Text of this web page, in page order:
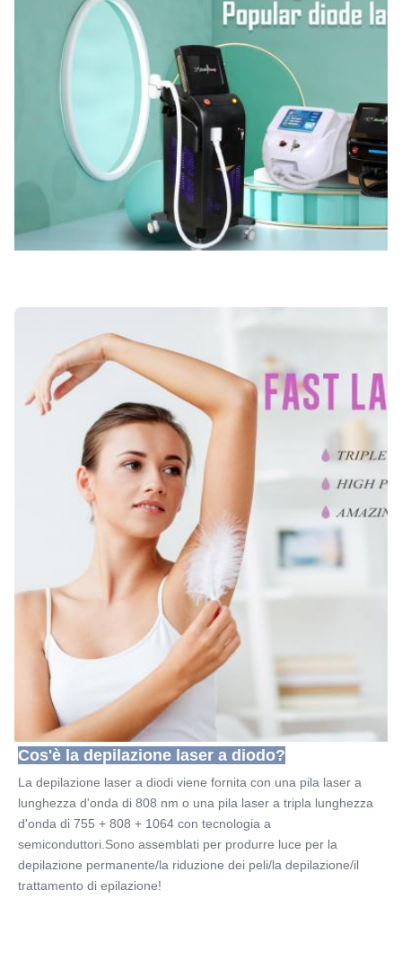
Cos'è la depilazione laser a diodo?
La depilazione laser a diodi viene fornita con una pila laser a
lunghezza d'onda di 808 nm o una pila laser a tripla lunghezza
d'onda di 755 + 808 + 1064 con tecnologia a
semiconduttori.Sono assemblati per produrre luce per la
depilazione permanente/la riduzione dei peli/la depilazione/il
trattamento di epilazione!